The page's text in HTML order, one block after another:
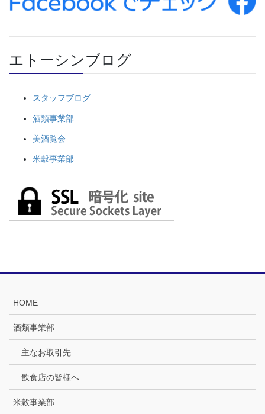
エトーシンブログ
スタッフブログ
酒類事業部
美酒覧会
米穀事業部
HOME
酒類事業部
主なお取引先
飲食店の皆様へ
米穀事業部